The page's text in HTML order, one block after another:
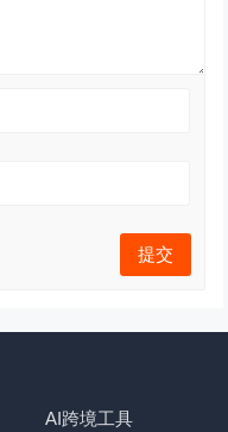
AI跨境工具